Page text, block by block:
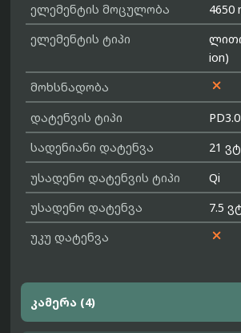
ელემენტის მოცულობა
4650
ელემენტის ტიპი
ion)
მოხსნადობა

დატენვის ტიპი
PD3.0
სადენიანი დატენვა
21 ვტ
უსადენო დატენვის ტიპი
Qi
უსადენო დატენვა
7.5
უკუ დატენვა

კამერა (4)